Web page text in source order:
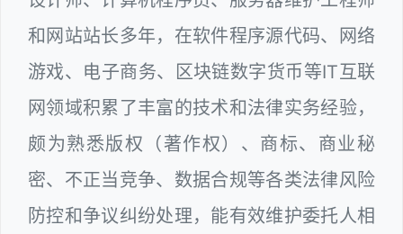
和网站站长多年，在软件程序源代码、网络
游戏、电子商务、区块链数字货币等IT互联
网领域积累了丰富的技术和法律实务经验，
颇为熟悉版权（著作权）、商标、商业秘
密、不正当竞争、数据合规等各类法律风险
防控和争议纠纷处理，能有效维护委托人相